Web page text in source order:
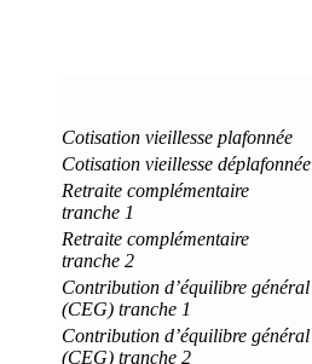
Cotisation vieillesse plafonnée
Cotisation vieillesse déplafonnée
Retraite complémentaire
tranche 1
Retraite complémentaire
tranche 2
Contribution d’équilibre général
(CEG) tranche 1
Contribution d’équilibre général
(CEG) tranche 2